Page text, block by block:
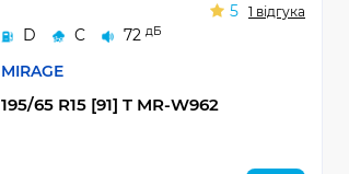
D C 72 дБ
MIRAGE
5 1 відгука
195/65 R15 [91] T MR-W962